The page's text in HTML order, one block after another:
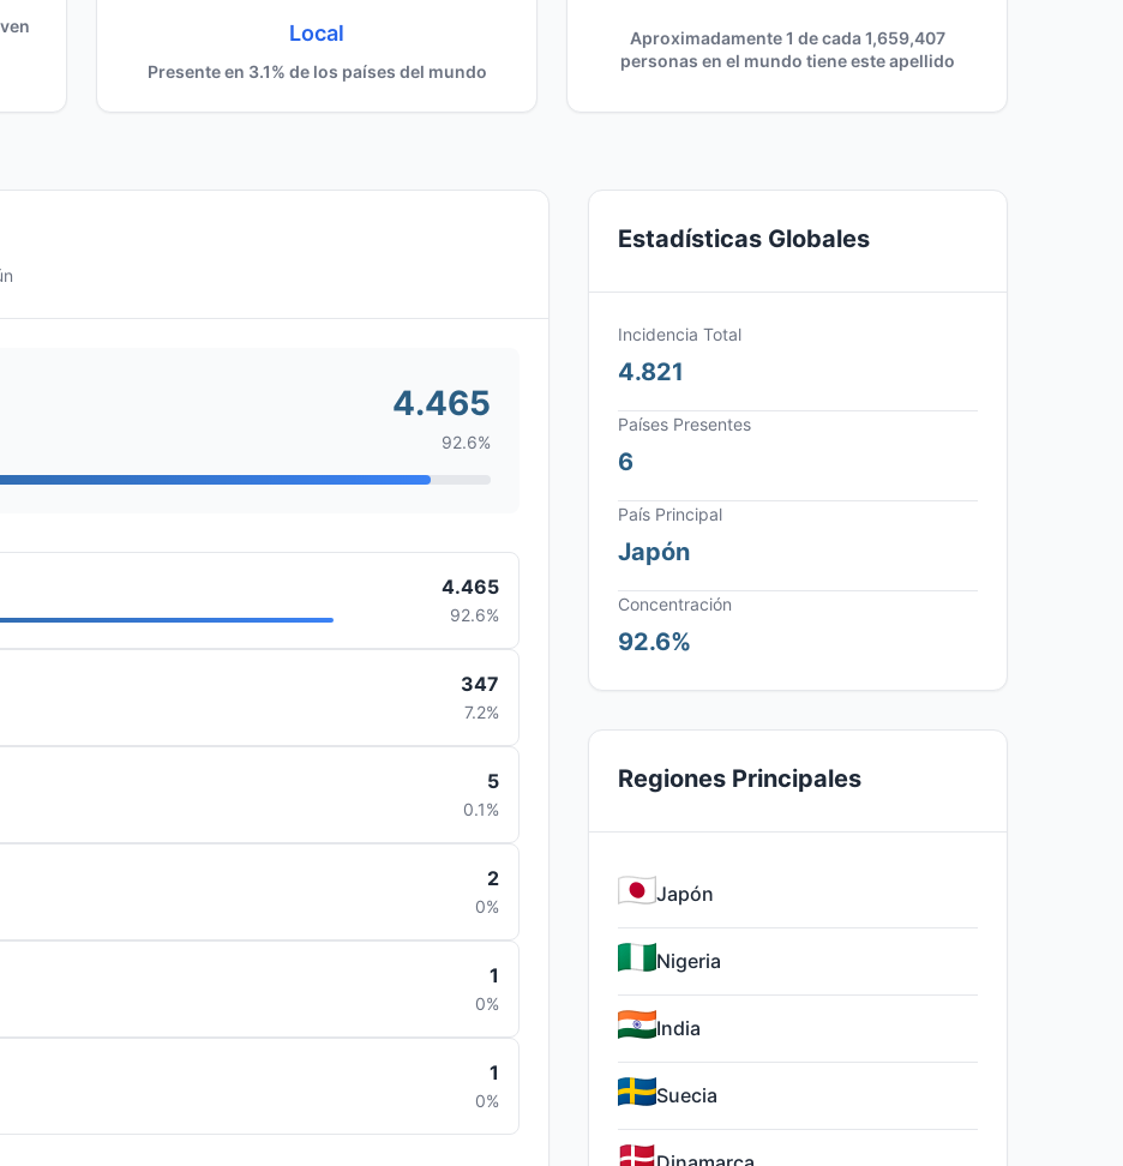
Local
Presente en 3.1% de los países del mundo
Aproximadamente 1 de cada 1,659,407
personas en el mundo tiene este apellido
4.465
92.6%
4.465
92.6%
347
7.2%
5
0.1%
2
0%
1
0%
1
0%
Estadísticas Globales
Incidencia Total
4.821
Países Presentes
6
País Principal
Japón
Concentración
92.6%
Regiones Principales
Japón
Nigeria
India
Suecia